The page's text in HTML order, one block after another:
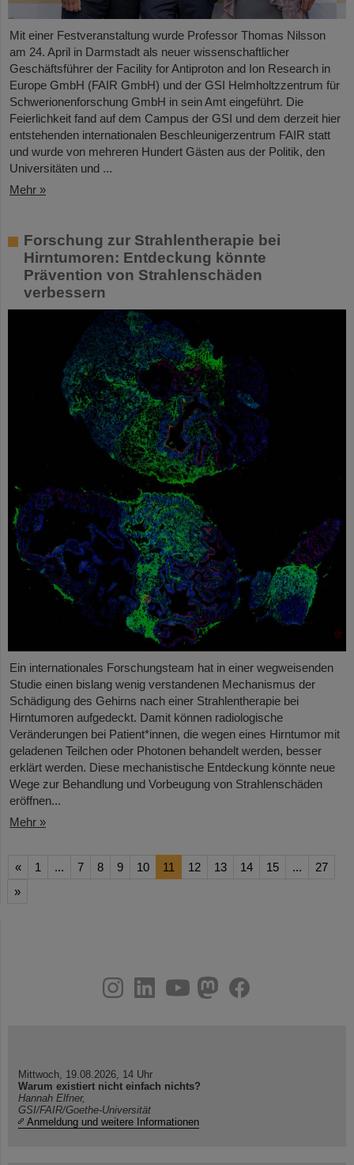
Mit einer Festveranstaltung wurde Professor Thomas Nilsson
am 24. April in Darmstadt als neuer wissenschaftlicher
Geschäftsführer der Facility for Antiproton and Ion Research in
Europe GmbH (FAIR GmbH) und der GSI Helmholtzzentrum für
Schwerionenforschung GmbH in sein Amt eingeführt. Die
Feierlichkeit fand auf dem Campus der GSI und dem derzeit hier
entstehenden internationalen Beschleunigerzentrum FAIR statt
und wurde von mehreren Hundert Gästen aus der Politik, den
Universitäten und ...
Mehr »
Forschung zur Strahlentherapie bei
Hirntumoren: Entdeckung könnte
Prävention von Strahlenschäden
verbessern
Ein internationales Forschungsteam hat in einer wegweisenden
Studie einen bislang wenig verstandenen Mechanismus der
Schädigung des Gehirns nach einer Strahlentherapie bei
Hirntumoren aufgedeckt. Damit können radiologische
Veränderungen bei Patient*innen, die wegen eines Hirntumor mit
geladenen Teilchen oder Photonen behandelt werden, besser
erklärt werden. Diese mechanistische Entdeckung könnte neue
Wege zur Behandlung und Vorbeugung von Strahlenschäden
eröffnen...
Mehr »
« 1 ... 7 8 9 10 11 12 13 14 15 ...
27
»
youtube
helmholtz.social
facebook
Mittwoch, 19.08.2026, 14 Uhr
Warum existiert nicht einfach nichts?
Hannah Elfner,
GSI/FAIR/Goethe-Universität
Anmeldung und weitere Informationen